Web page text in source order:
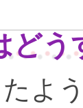
どう
たよ